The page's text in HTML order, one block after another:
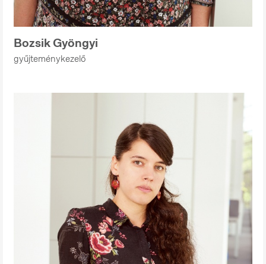
Bozsik Gyöngyi
gyűjteménykezelő